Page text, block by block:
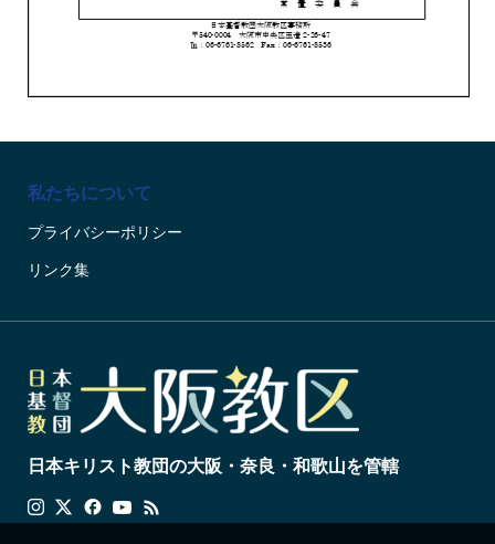
私たちについて
プライバシーポリシー
リンク集
日本キリスト教団の大阪・奈良・和歌山を管轄